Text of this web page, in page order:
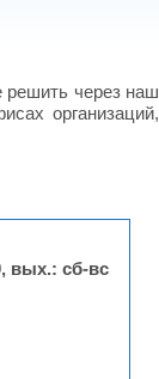
через наш
организаций,
вых.: сб-вс